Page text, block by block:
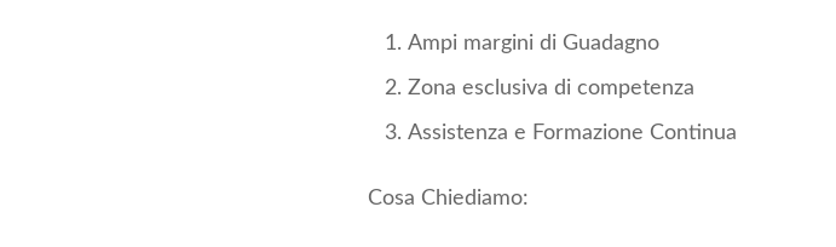
Ampi margini di Guadagno
Zona esclusiva di competenza
Assistenza e Formazione Continua
Cosa Chiediamo: